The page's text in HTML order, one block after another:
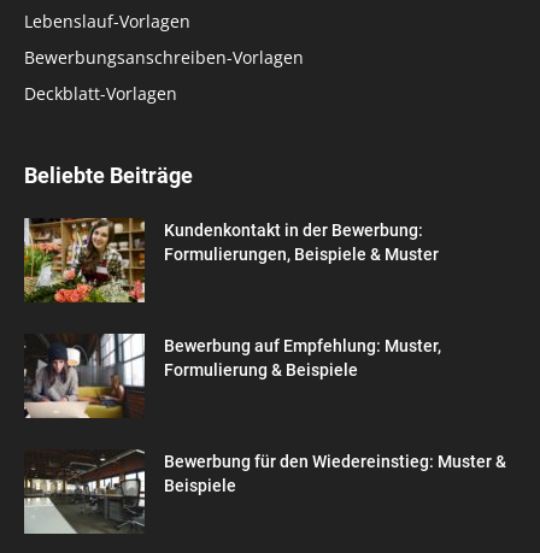
Lebenslauf-Vorlagen
Bewerbungsanschreiben-Vorlagen
Deckblatt-Vorlagen
Beliebte Beiträge
Kundenkontakt in der Bewerbung:
Formulierungen, Beispiele & Muster
Bewerbung auf Empfehlung: Muster,
Formulierung & Beispiele
Bewerbung für den Wiedereinstieg: Muster &
Beispiele